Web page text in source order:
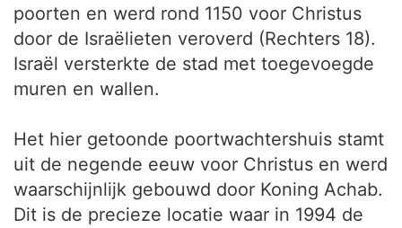
poorten en werd rond 1150 voor Christus
door de Israëlieten veroverd (Rechters 18).
Israël versterkte de stad met toegevoegde
muren en wallen.
Het hier getoonde poortwachtershuis stamt
uit de negende eeuw voor Christus en werd
waarschijnlijk gebouwd door Koning Achab.
Dit is de precieze locatie waar in 1994 de